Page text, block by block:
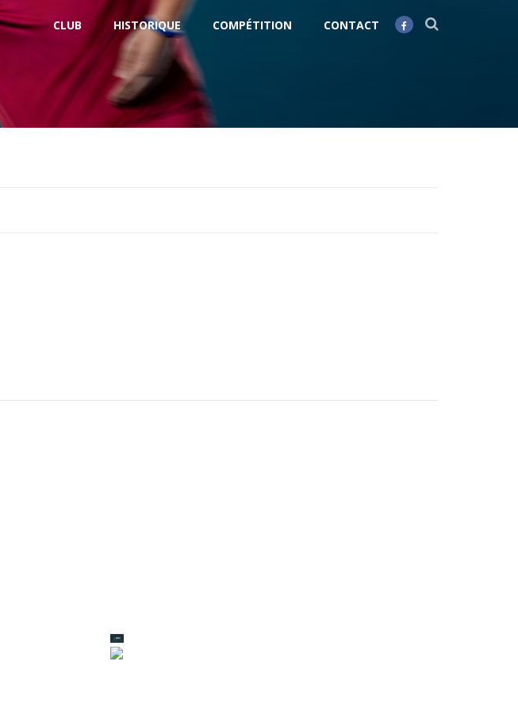
CLUB HISTORIQUE COMPÉTITION CONTACT